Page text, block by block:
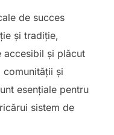
de succes
și tradiție,
accesibil și plăcut
și
esențiale pentru
sistem de